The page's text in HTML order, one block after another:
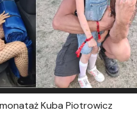
Kuba Piotrowicz